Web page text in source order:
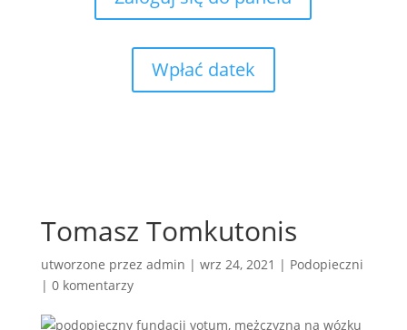
Wpłać datek
Tomasz Tomkutonis
utworzone przez admin | wrz 24, 2021 | Podopieczni
| 0 komentarzy